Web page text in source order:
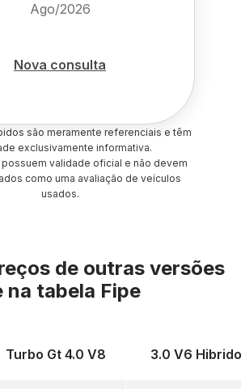
Ago/2026
Nova consulta
são meramente referenciais e têm
exclusivamente informativa.
validade oficial e não devem
como uma avaliação de veículos
usados.
de outras versões
na tabela Fipe
Turbo Gt 4.0 V8 3.0 V6 Hibrido